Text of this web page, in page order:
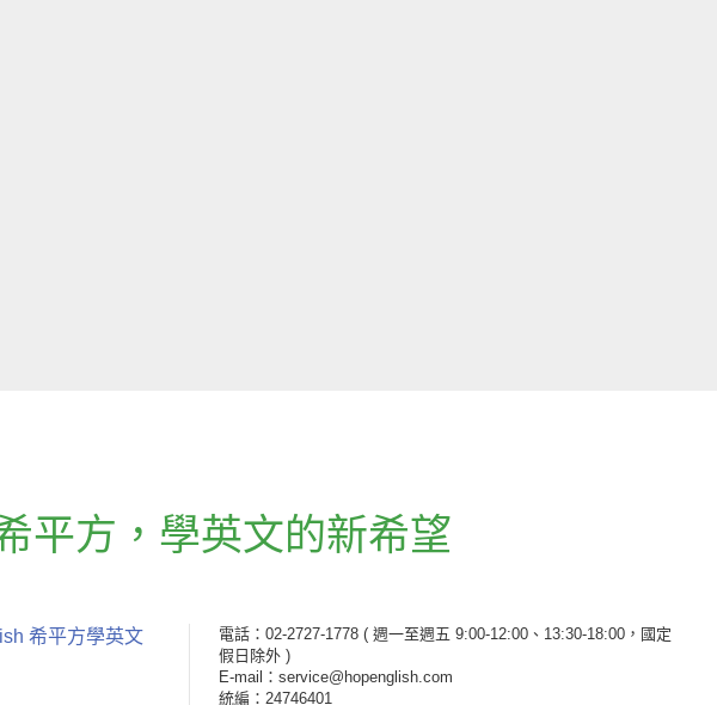
平方 ， 學英文的新希望
希平方學英文 電話：02-2727-1778 ( 週一至週五 9:00-12:00、13:30-18:00，國定
假日除外 )
E-mail：service@hopenglish.com
統編：24746401